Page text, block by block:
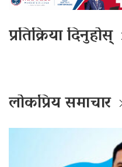
प्रतिक्रिया दिनुहोस्
लोकप्रिय समाचार